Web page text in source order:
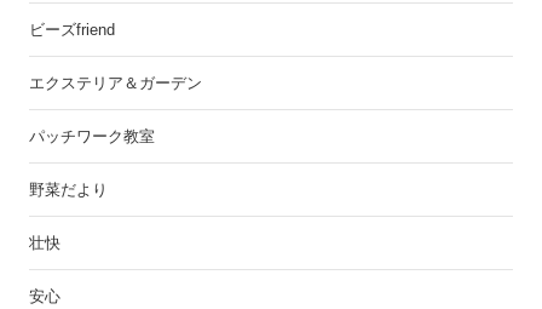
ビーズfriend
エクステリア＆ガーデン
パッチワーク教室
野菜だより
壮快
安心